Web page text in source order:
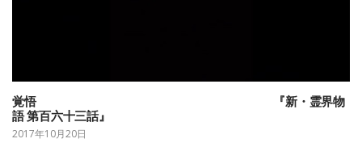
覚悟 『新・霊界物
語 第百六十三話』
2017年10月20日